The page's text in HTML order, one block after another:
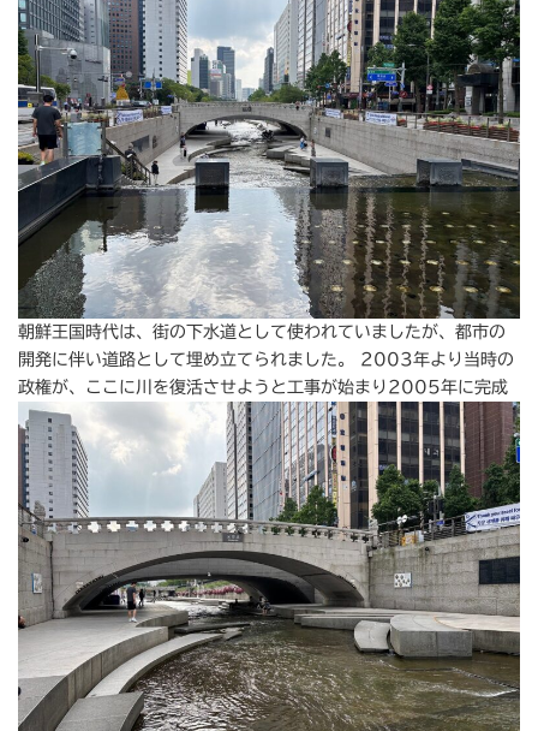
朝鮮王国時代は、街の下水道として使われていましたが、都市の
開発に伴い道路として埋め立てられました。 2003年より当時の
政権が、ここに川を復活させようと工事が始まり2005年に完成